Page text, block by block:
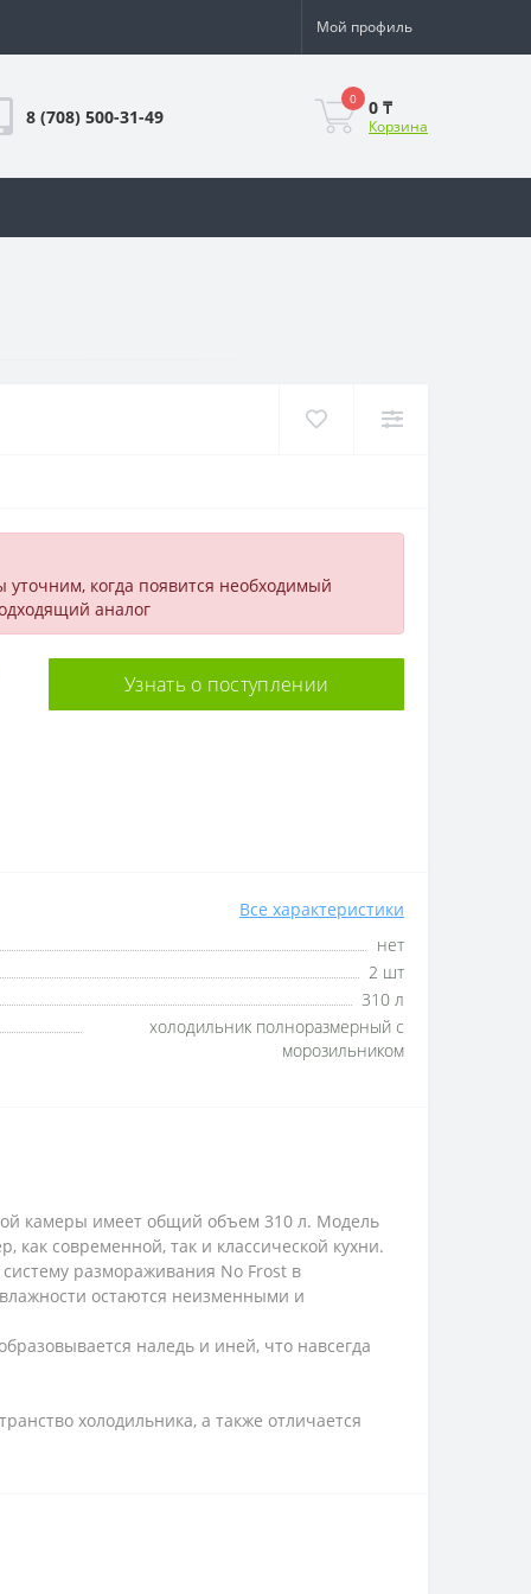
Мой профиль
8 (708) 500-31-49
0 0 ₸
Корзина
когда появится необходимый
аналог
Узнать о поступлении
Все характеристики
нет
2 шт
310 л
холодильник полноразмерный с
морозильником
камеры имеет общий объем 310 л. Модель
современной, так и классической кухни.
размораживания No Frost в
остаются неизменными и
наледь и иней, что навсегда
холодильника, а также отличается